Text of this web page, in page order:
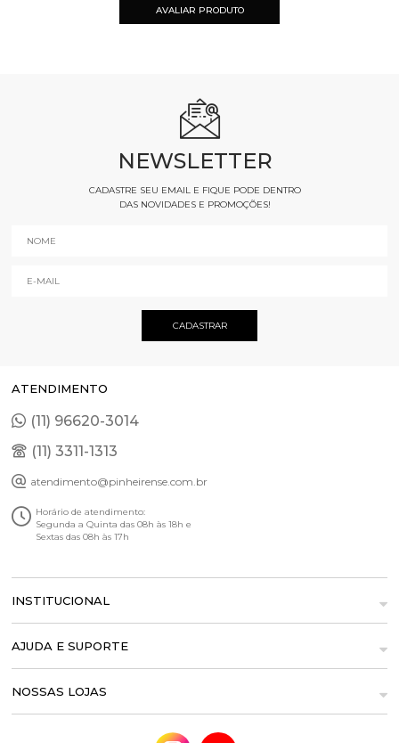
AVALIAR PRODUTO
NEWSLETTER
CADASTRE SEU EMAIL E FIQUE PODE DENTRO
DAS NOVIDADES E PROMOÇÕES!
ATENDIMENTO
(11) 96620-3014
(11) 3311-1313
atendimento@pinheirense.com.br
Horário de atendimento:
Segunda a Quinta das 08h às 18h e
Sextas das 08h às 17h
INSTITUCIONAL
AJUDA E SUPORTE
NOSSAS LOJAS